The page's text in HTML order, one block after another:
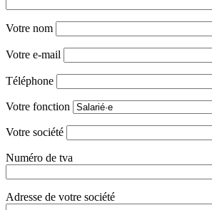
Votre nom
Votre e-mail
Téléphone
Votre fonction
Votre société
Numéro de tva
Adresse de votre société